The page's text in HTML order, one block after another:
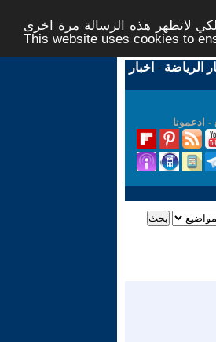
لاتظهر هذه الرسالة مرة اخرى -
This website uses cookies to
الرياضة - اخبار
- ادعمونا